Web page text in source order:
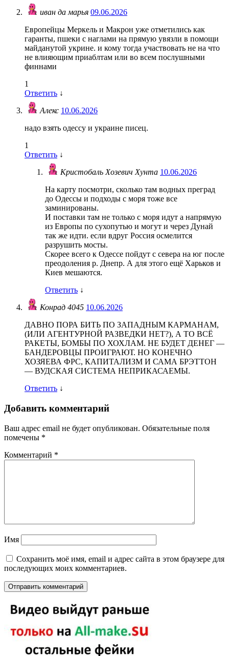
иван да марья 09.06.2026
Европейцы Меркель и Макрон уже отметились как
гаранты, пшеки с наглами на прямую увязли в помощи
майданутой укрине. и кому тогда участвовать не на что
не влияющим приаблтам или во всем послушными
финнами
1
Ответить ↓
Алекс 10.06.2026
надо взять одессу и украине писец.
1
Ответить ↓
Кристобаль Хозевич Хунта 10.06.2026
На карту посмотри, сколько там водных преград
до Одессы и подходы с моря тоже все
заминированы.
И поставки там не только с моря идут а напрямую
из Европы по сухопутью и могут и через Дунай
так же идти. если вдруг Россия осмелится
разрушить мосты.
Скорее всего к Одессе пойдут с севера на юг после
преодоления р. Днепр. А для этого ещё Харьков и
Киев мешаются.
Ответить ↓
Конрад 4045 10.06.2026
ДАВНО ПОРА БИТЬ ПО ЗАПАДНЫМ КАРМАНАМ,
(ИЛИ АГЕНТУРНОЙ РАЗВЕДКИ НЕТ?), А ТО ВСЁ
РАКЕТЫ, БОМБЫ ПО ХОХЛАМ. НЕ БУДЕТ ДЕНЕГ —
БАНДЕРОВЦЫ ПРОИГРАЮТ. НО КОНЕЧНО
ХОЗЯЕВА ФРС, КАПИТАЛИЗМ И САМА БРЭТТОН
— ВУДСКАЯ СИСТЕМА НЕПРИКАСАЕМЫ.
Ответить ↓
Добавить комментарий
Ваш адрес email не будет опубликован. Обязательные поля
помечены *
Комментарий *
Имя
Сохранить моё имя, email и адрес сайта в этом браузере для
последующих моих комментариев.